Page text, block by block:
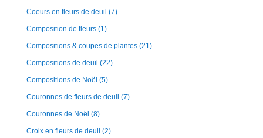
Coeurs en fleurs de deuil (7)
Composition de fleurs (1)
Compositions & coupes de plantes (21)
Compositions de deuil (22)
Compositions de Noël (5)
Couronnes de fleurs de deuil (7)
Couronnes de Noël (8)
Croix en fleurs de deuil (2)